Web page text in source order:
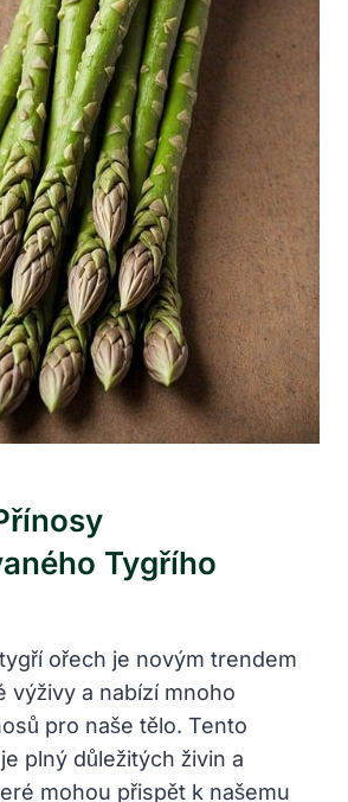
Tygřího
ořech je novým trendem
výživy a nabízí mnoho
pro naše tělo. Tento
plný důležitých živin a
mohou přispět k našemu